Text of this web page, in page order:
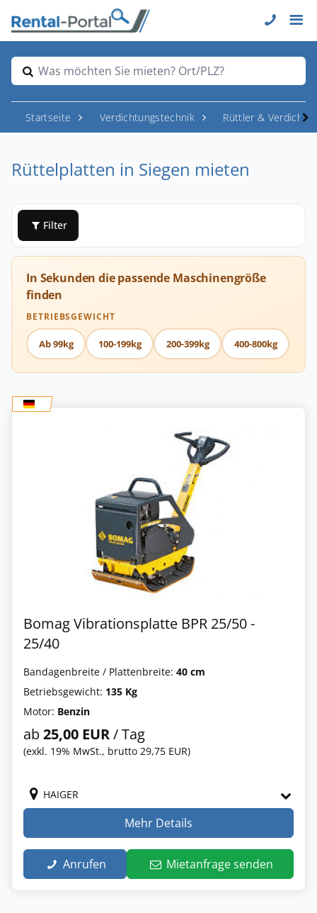
Was möchten Sie mieten? Ort/PLZ?
Startseite Verdichtungstechnik Rüttler & Verdichter
Rüttelplatten in Siegen mieten
Filter
In Sekunden die passende Maschinengröße
finden
BETRIEBSGEWICHT
Ab 99kg 100-199kg 200-399kg 400-800kg
Bomag Vibrationsplatte BPR 25/50 -
25/40
Bandagenbreite / Plattenbreite: 40 cm
Betriebsgewicht: 135 Kg
Motor: Benzin
ab25,00 EUR/ Tag
(exkl. 19% MwSt., brutto 29,75 EUR)
HAIGER
Mehr Details
Anrufen Mietanfrage senden